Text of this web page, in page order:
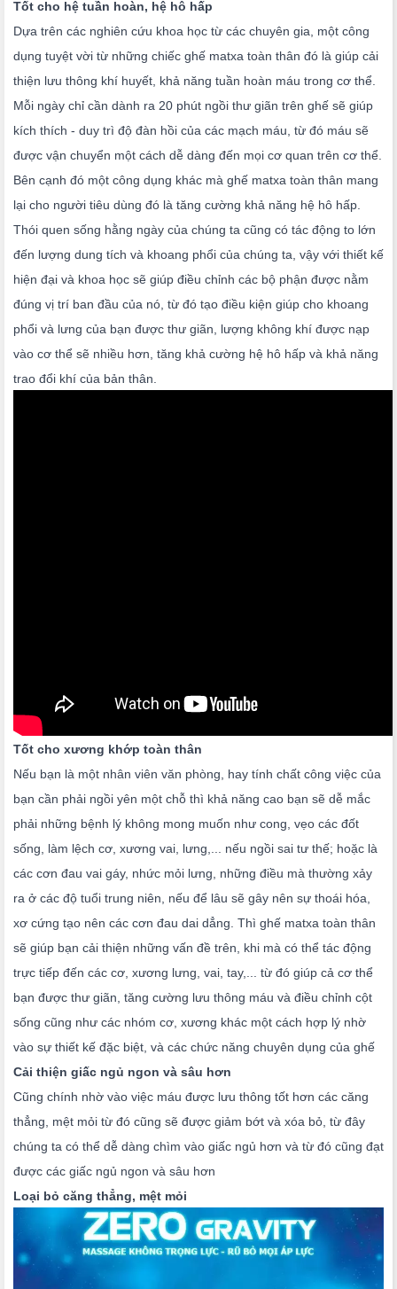
Tốt cho hệ tuần hoàn, hệ hô hấp
Dựa trên các nghiên cứu khoa học từ các chuyên gia, một công
dụng tuyệt vời từ những chiếc ghế matxa toàn thân đó là giúp cải
thiện lưu thông khí huyết, khả năng tuần hoàn máu trong cơ thể.
Mỗi ngày chỉ cần dành ra 20 phút ngồi thư giãn trên ghế sẽ giúp
kích thích - duy trì độ đàn hồi của các mạch máu, từ đó máu sẽ
được vận chuyển một cách dễ dàng đến mọi cơ quan trên cơ thể.
Bên cạnh đó một công dụng khác mà ghế matxa toàn thân mang
lại cho người tiêu dùng đó là tăng cường khả năng hệ hô hấp.
Thói quen sống hằng ngày của chúng ta cũng có tác động to lớn
đến lượng dung tích và khoang phổi của chúng ta, vậy với thiết kế
hiện đại và khoa học sẽ giúp điều chỉnh các bộ phận được nằm
đúng vị trí ban đầu của nó, từ đó tạo điều kiện giúp cho khoang
phổi và lưng của bạn được thư giãn, lượng không khí được nạp
vào cơ thể sẽ nhiều hơn, tăng khả cường hệ hô hấp và khả năng
trao đổi khí của bản thân.
Tốt cho xương khớp toàn thân
Nếu bạn là một nhân viên văn phòng, hay tính chất công việc của
bạn cần phải ngồi yên một chỗ thì khả năng cao bạn sẽ dễ mắc
phải những bệnh lý không mong muốn như cong, vẹo các đốt
sống, làm lệch cơ, xương vai, lưng,... nếu ngồi sai tư thế; hoặc là
các cơn đau vai gáy, nhức mỏi lưng, những điều mà thường xảy
ra ở các độ tuổi trung niên, nếu để lâu sẽ gây nên sự thoái hóa,
xơ cứng tạo nên các cơn đau dai dẳng. Thì ghế matxa toàn thân
sẽ giúp bạn cải thiện những vấn đề trên, khi mà có thể tác động
trực tiếp đến các cơ, xương lưng, vai, tay,... từ đó giúp cả cơ thể
bạn được thư giãn, tăng cường lưu thông máu và điều chỉnh cột
sống cũng như các nhóm cơ, xương khác một cách hợp lý nhờ
vào sự thiết kế đặc biệt, và các chức năng chuyên dụng của ghế
Cải thiện giấc ngủ ngon và sâu hơn
Cũng chính nhờ vào việc máu được lưu thông tốt hơn các căng
thẳng, mệt mỏi từ đó cũng sẽ được giảm bớt và xóa bỏ, từ đây
chúng ta có thể dễ dàng chìm vào giấc ngủ hơn và từ đó cũng đạt
được các giấc ngủ ngon và sâu hơn
Loại bỏ căng thẳng, mệt mỏi